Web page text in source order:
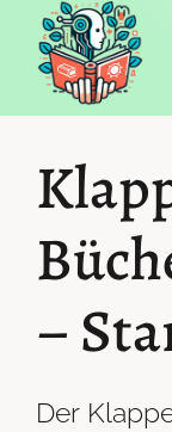
Zum
Inhalt
springen
–
Der